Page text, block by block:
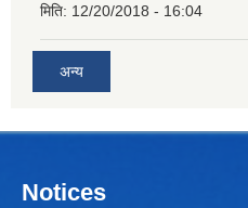
मिति: 12/20/2018 - 16:04
अन्य
Notices